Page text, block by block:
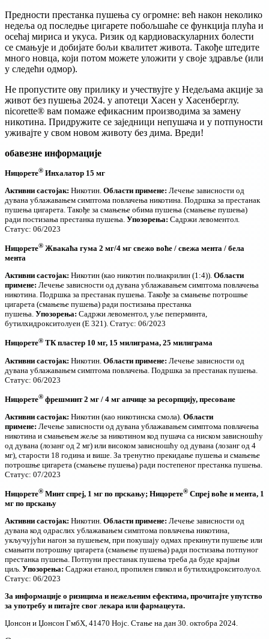
Предности престанка пушења су огромне: већ након неколико
недеља од последње цигарете побољшаће се функција плућа и
осећај мириса и укуса. Ризик од кардиоваскуларних болести
се смањује и добијате бољи квалитет живота. Такође штедите
много новца, који потом можете уложити у своје здравље (или
у следећи одмор).
Не пропустите ову прилику и учествујте у Недељама акције за
живот без пушења 2024. у апотеци Хасен у Хасенберглу.
nicorette® вам помаже ефикасним производима за замену
никотина. Придружите се заједници непушача и у потпуности
уживајте у свом новом животу без дима. Вреди!
обавезне информације
Ницорете® Инхалатор 15 мг
Активни састојак: Никотин. Области примене: Лечење зависности од
дувана ублажавањем симптома повлачења никотина. Подршка за престанак
пушења цигарета. Такође за смањење обима пушења (смањење пушења)
ради постизања престанка пушења. Упозорења: Садржи левоментол.
Статус: 06/2023
Ницорете® Жвакаћа гума 2 мг/4 мг свежо воће / свежа мента / бела
мента
Активни састојак: Никотин (као никотин полиакрилин (1:4)). Области
примене: Лечење зависности од дувана ублажавањем симптома повлачења
никотина. Подршка за престанак пушења. Такође за смањење потрошње
цигарета (смањење пушења) ради постизања престанка
пушења. Упозорења: Садржи левоментол, уље пеперминта,
бутилхидрокситолуен (Е 321). Статус: 06/2023
Ницорете® ТК пластер 10 мг, 15 милиграма, 25 милиграма
Активни састојак: Никотин. Области примене: Лечење зависности од
дувана ублажавањем симптома повлачења. Подршка за престанак пушења.
Статус: 06/2023
Ницорете® фрешминт 2 мг / 4 мг апчице за ресорпцију, пресоване
Активни састојак: Никотин (као никотинска смола). Области
примене: Лечење зависности од дувана ублажавањем симптома повлачења
никотина и смањењем жеље за никотином код пушача са ниском зависношћу
од дувана (лозанг од 2 мг) или високом зависношћу од дувана (лозанг од 4
мг), старости 18 година и више. За тренутно прекидање пушења и смањење
потрошње цигарета (смањење пушења) ради постепеног престанка пушења.
Статус: 07/2023
Ницорете® Минт спреј, 1 мг по прскању; Ницорете® Спреј воће и мента, 1
мг по прскању
Активни састојак: Никотин. Области примене: Лечење зависности од
дувана код одраслих ублажавањем симптома повлачења никотина,
укључујући нагон за пушењем, при покушају одмах прекинути пушење или
смањити потрошњу цигарета (смањење пушења) ради постизања потпуног
престанка пушења. Потпуни престанак пушења треба да буде крајњи
циљ. Упозорења: Садржи етанол, пропилен гликол и бутилхидрокситолуол.
Статус: 06/2023
За информације о ризицима и нежељеним ефектима, прочитајте упутство
за употребу и питајте свог лекара или фармацеута.
Џонсон и Џонсон ГмбХ, 41470 Нојс. Стање на дан 30. октобра 2024.